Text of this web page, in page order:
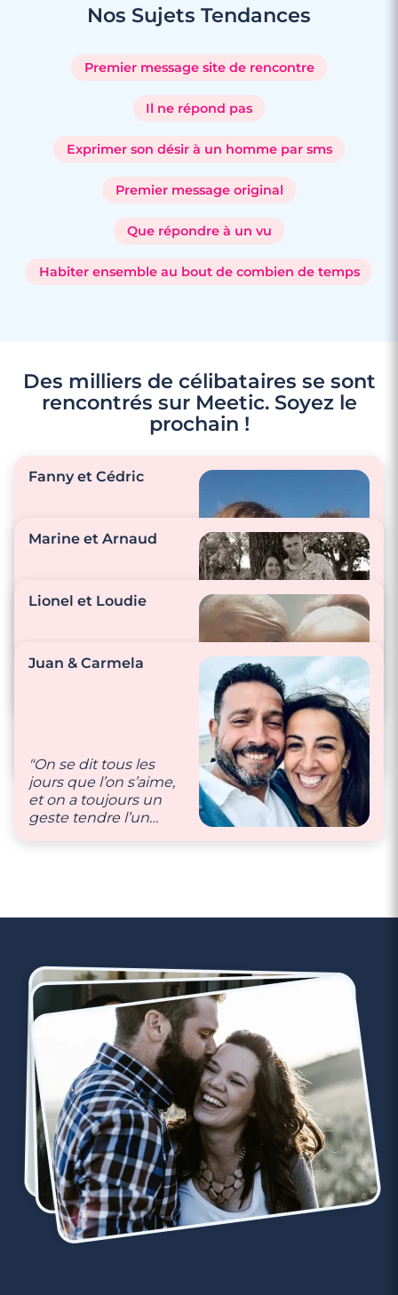
Nos Sujets Tendances
Premier message site de rencontre
Il ne répond pas
Exprimer son désir à un homme par sms
Premier message original
Que répondre à un vu
Habiter ensemble au bout de combien de temps
Des milliers de célibataires se sont
rencontrés sur Meetic. Soyez le
prochain !
Fanny et Cédric
"Nous aimons nous
Marine et Arnaud
Lionel et Loudie
l’échange car la
communication est
pour moi la base
d’une belle relation."
Juan & Carmela
"On se dit tous les
jours que l’on s’aime,
et on a toujours un
geste tendre l’un